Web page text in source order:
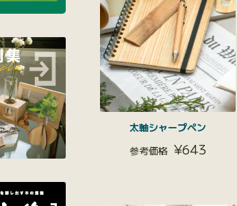
太軸シャープペン
¥643